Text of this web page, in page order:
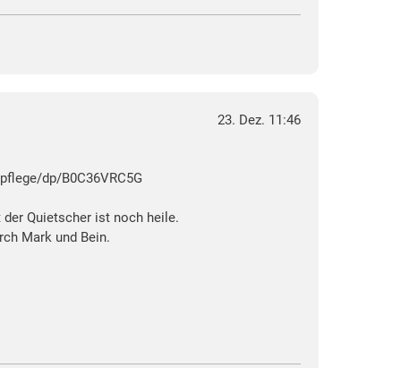
23. Dez. 11:46
dp/B0C36VRC5G
Quietscher ist noch heile.
Mark und Bein.